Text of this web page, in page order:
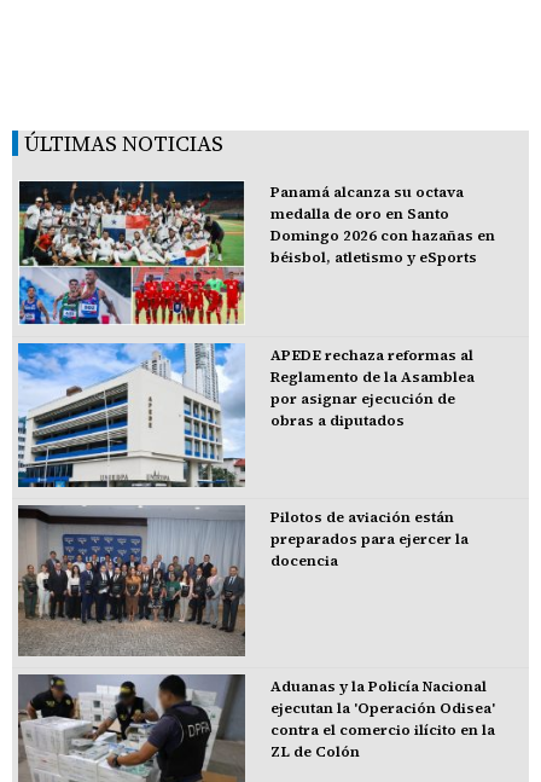
ÚLTIMAS NOTICIAS
Panamá alcanza su octava
medalla de oro en Santo
Domingo 2026 con hazañas en
béisbol, atletismo y eSports
APEDE rechaza reformas al
Reglamento de la Asamblea
por asignar ejecución de
obras a diputados
Pilotos de aviación están
preparados para ejercer la
docencia
Aduanas y la Policía Nacional
ejecutan la 'Operación Odisea'
contra el comercio ilícito en la
ZL de Colón